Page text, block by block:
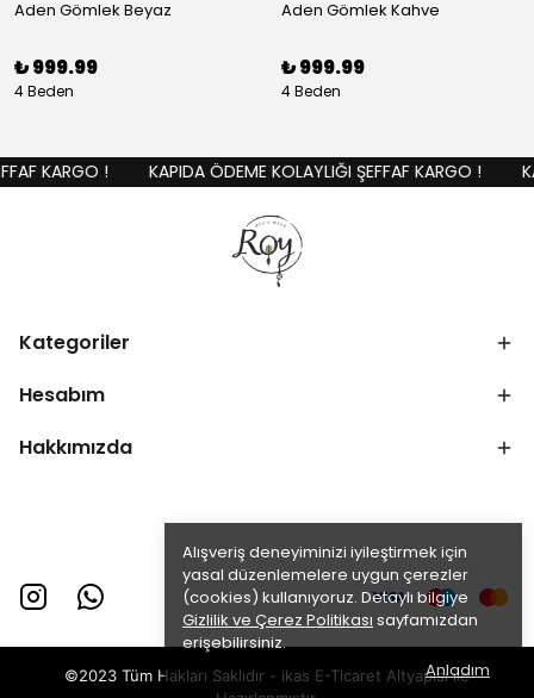
Alışveriş deneyiminizi iyileştirmek için
yasal düzenlemelere uygun çerezler
(cookies) kullanıyoruz. Detaylı bilgiye
Gizlilik ve Çerez Politikası sayfamızdan
erişebilirsiniz.
Anladım
Aden Gömlek Beyaz
₺ 999.99
4 Beden
Aden Gömlek Kahve
₺ 999.99
4 Beden
KARGO ! KAPIDA ÖDEME KOLAYLIĞI ŞEFFAF KARGO !
Kategoriler
Hesabım
Hakkımızda
©2023 Tüm Hakları Saklıdır - ikas E-Ticaret Altyapısı ile